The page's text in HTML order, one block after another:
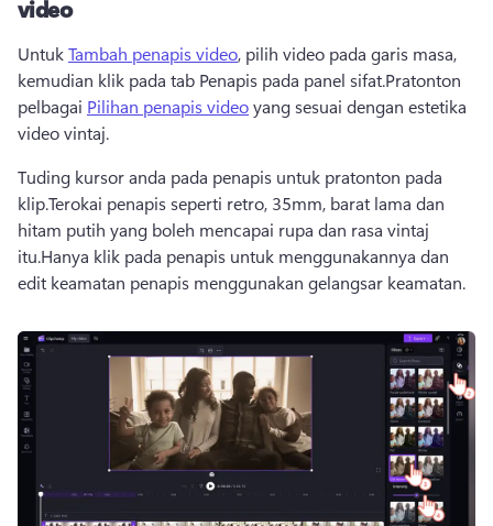
video
Untuk Tambah penapis video, pilih video pada garis masa,
kemudian klik pada tab Penapis pada panel sifat.Pratonton
pelbagai Pilihan penapis video yang sesuai dengan estetika
video vintaj.
Tuding kursor anda pada penapis untuk pratonton pada
klip.Terokai penapis seperti retro, 35mm, barat lama dan
hitam putih yang boleh mencapai rupa dan rasa vintaj
itu.Hanya klik pada penapis untuk menggunakannya dan
edit keamatan penapis menggunakan gelangsar keamatan.